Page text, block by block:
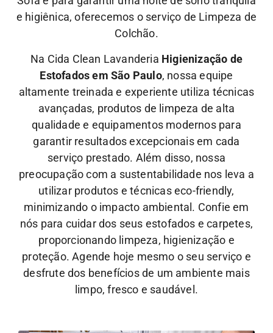
e higiênica, oferecemos o serviço de Limpeza de
Colchão.
Na Cida Clean Lavanderia Higienização de
Estofados em São Paulo, nossa equipe
altamente treinada e experiente utiliza técnicas
avançadas, produtos de limpeza de alta
qualidade e equipamentos modernos para
garantir resultados excepcionais em cada
serviço prestado. Além disso, nossa
preocupação com a sustentabilidade nos leva a
utilizar produtos e técnicas eco-friendly,
minimizando o impacto ambiental. Confie em
nós para cuidar dos seus estofados e carpetes,
proporcionando limpeza, higienização e
proteção. Agende hoje mesmo o seu serviço e
desfrute dos benefícios de um ambiente mais
limpo, fresco e saudável.